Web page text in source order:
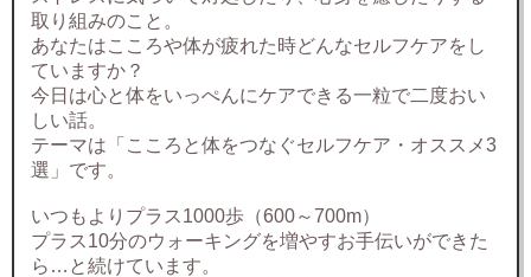
取り組みのこと。
あなたはこころや体が疲れた時どんなセルフケアをし
ていますか？
今日は心と体をいっぺんにケアできる一粒で二度おい
しい話。
テーマは「こころと体をつなぐセルフケア・オススメ3
選」です。
いつもよりプラス1000歩（600～700m）
プラス10分のウォーキングを増やすお手伝いができた
ら…と続けています。